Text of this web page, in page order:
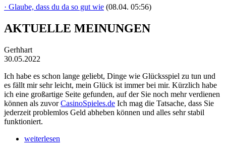
· Glaube, dass du da so gut wie (08.04. 05:56)
AKTUELLE MEINUNGEN
Gerhhart
30.05.2022
Ich habe es schon lange geliebt, Dinge wie Glücksspiel zu tun und
es fällt mir sehr leicht, mein Glück ist immer bei mir. Kürzlich habe
ich eine großartige Seite gefunden, auf der Sie noch mehr verdienen
können als zuvorCasinoSpieles.de Ich mag die Tatsache, dass Sie
jederzeit problemlos Geld abheben können und alles sehr stabil
funktioniert.
weiterlesen